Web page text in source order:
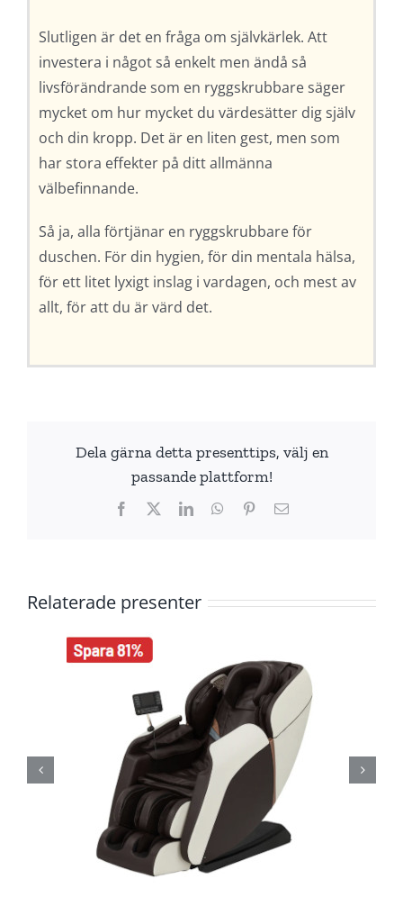
Slutligen är det en fråga om självkärlek. Att
investera i något så enkelt men ändå så
livsförändrande som en ryggskrubbare säger
mycket om hur mycket du värdesätter dig själv
och din kropp. Det är en liten gest, men som
har stora effekter på ditt allmänna
välbefinnande.
Så ja, alla förtjänar en ryggskrubbare för
duschen. För din hygien, för din mentala hälsa,
för ett litet lyxigt inslag i vardagen, och mest av
allt, för att du är värd det.
Dela gärna detta presenttips, välj en
passande plattform!
Facebook LinkedInWhatsApp
Pinterest
E-
Relaterade presenter